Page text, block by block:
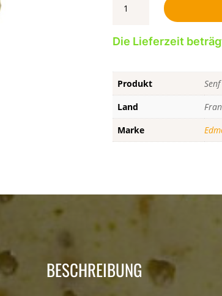
aux
-
Nüssen
100ml
Edmond
Fallot
Die Lieferzeit
Produkt
Senf
Land
Marke
BESCHREIBUNG